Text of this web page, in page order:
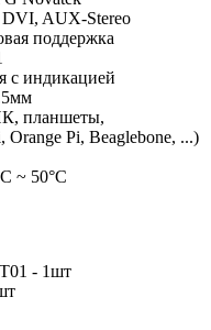
AUX-Stereo
поддержка
с индикацией
планшеты,
Pi, Beaglebone, ...)
~ 50°С
- 1шт